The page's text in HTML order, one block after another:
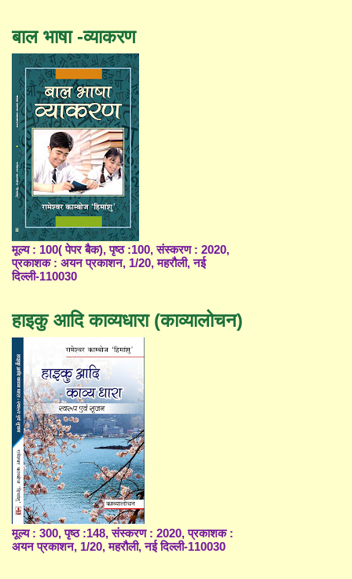
बाल भाषा -व्याकरण
मूल्य : 100( पेपर बैक), पृष्ठ :100, संस्करण : 2020,
प्रकाशक : अयन प्रकाशन, 1/20, महरौली, नई
दिल्ली-110030
हाइकु आदि काव्यधारा (काव्यालोचन)
मूल्य : 300, पृष्ठ :148, संस्करण : 2020, प्रकाशक :
अयन प्रकाशन, 1/20, महरौली, नई दिल्ली-110030